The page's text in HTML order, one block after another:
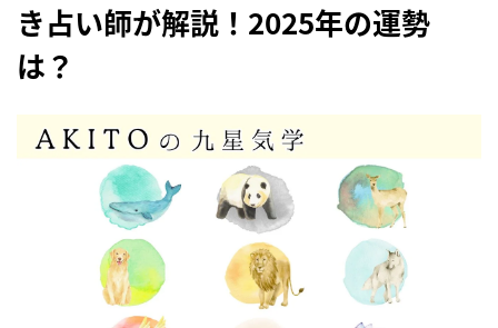
き占い師が解説！2025年の運勢
は？